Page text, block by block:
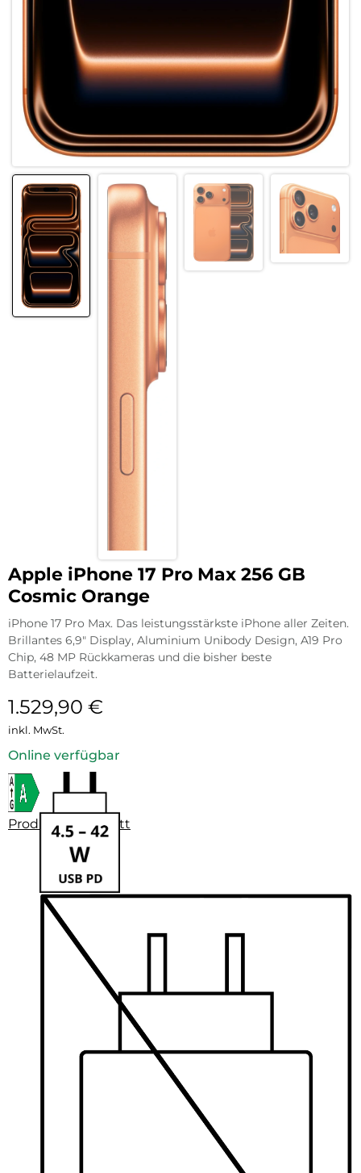
Apple iPhone 17 Pro Max 256 GB
Cosmic Orange
iPhone 17 Pro Max. Das leistungsstärkste iPhone aller Zeiten.
Brillantes 6,9″ Display, Aluminium Unibody Design, A19 Pro
Chip, 48 MP Rückkameras und die bisher beste
Batterielaufzeit.
1.529,90 €
inkl. MwSt.
Online verfügbar
Produktdatenblatt